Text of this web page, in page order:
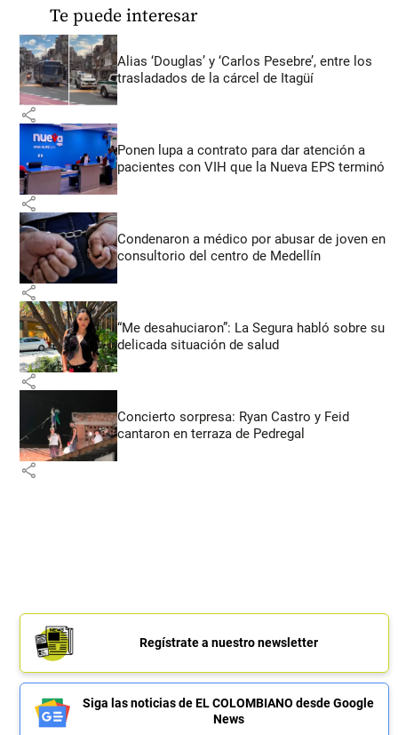
Te puede interesar
Alias ‘Douglas’ y ‘Carlos Pesebre’, entre los
trasladados de la cárcel de Itagüí
share
Ponen lupa a contrato para dar atención a
pacientes con VIH que la Nueva EPS terminó
share
Condenaron a médico por abusar de joven en
consultorio del centro de Medellín
share
“Me desahuciaron”: La Segura habló sobre su
delicada situación de salud
share
Concierto sorpresa: Ryan Castro y Feid
cantaron en terraza de Pedregal
share
Regístrate a nuestro newsletter
Siga las noticias de EL COLOMBIANO desde Google
News